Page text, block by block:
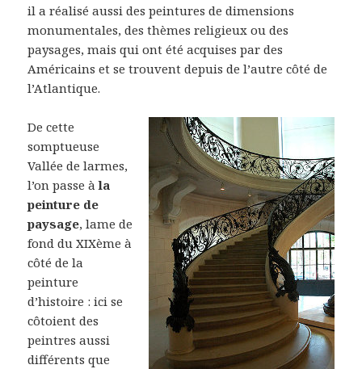
il a réalisé aussi des peintures de dimensions
monumentales, des thèmes religieux ou des
paysages, mais qui ont été acquises par des
Américains et se trouvent depuis de l’autre côté de
l’Atlantique.
De cette
somptueuse
Vallée de larmes,
l’on passe àla
peinture de
paysage, lame de
fond du XIXème à
côté de la
peinture
d’histoire : ici se
côtoient des
peintres aussi
différents que